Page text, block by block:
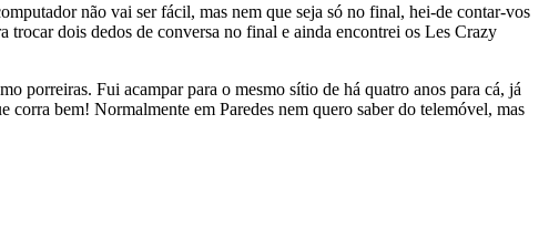
não vai ser fácil, mas nem que seja só no final, hei-de contar-vos
dois dedos de conversa no final e ainda encontrei os Les Crazy
porreiras. Fui acampar para o mesmo sítio de há quatro anos para cá, já
bem! Normalmente em Paredes nem quero saber do telemóvel, mas